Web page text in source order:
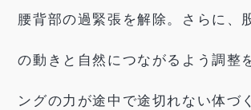
腰背部の過緊張を解除。さらに、
の動きと自然につながるよう調整
ングの力が途中で途切れない体づ